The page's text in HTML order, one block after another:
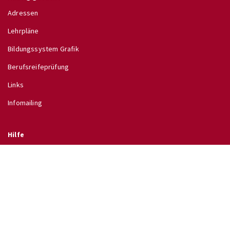
Adressen
Lehrpläne
Bildungssystem Grafik
Berufsreifeprüfung
Links
Infomailing
Hilfe